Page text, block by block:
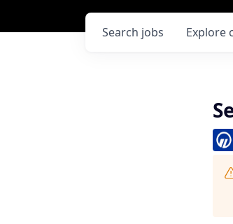
Search jobs Explore